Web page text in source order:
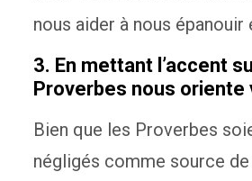
nous aider à nous épanouir
3. En mettant l’accent
Proverbes nous oriente
Bien que les Proverbes
négligés comme source